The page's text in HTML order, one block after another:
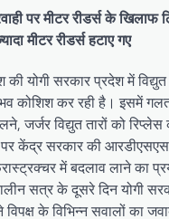
पर मीटर रीडर्स के खिलाफ
मीटर रीडर्स हटाए गए
की योगी सरकार प्रदेश में
कोशिश कर रही है। इसमें
जर्जर विद्युत तारों को
केंद्र सरकार की
में बदलाव लाने का
सत्र के दूसरे दिन योगी
विपक्ष के विभिन्न सवालों का